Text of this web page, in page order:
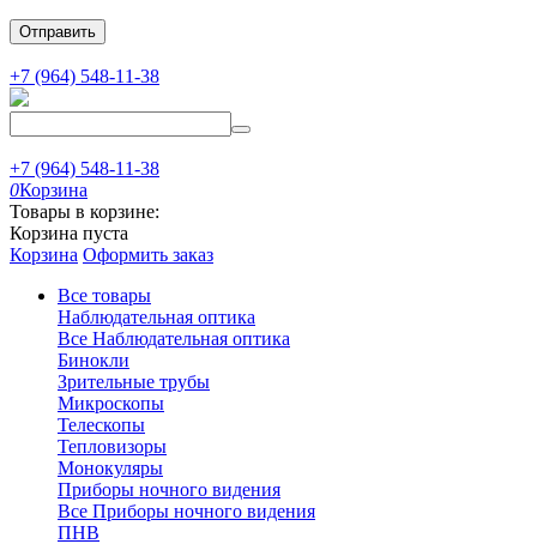
Отправить
+7 (964) 548-11-38
+7 (964) 548-11-38
0Корзина
Товары в корзине:
Корзина пуста
Корзина Оформить заказ
Все товары
Наблюдательная оптика
Все Наблюдательная оптика
Бинокли
Зрительные трубы
Микроскопы
Телескопы
Тепловизоры
Монокуляры
Приборы ночного видения
Все Приборы ночного видения
ПНВ